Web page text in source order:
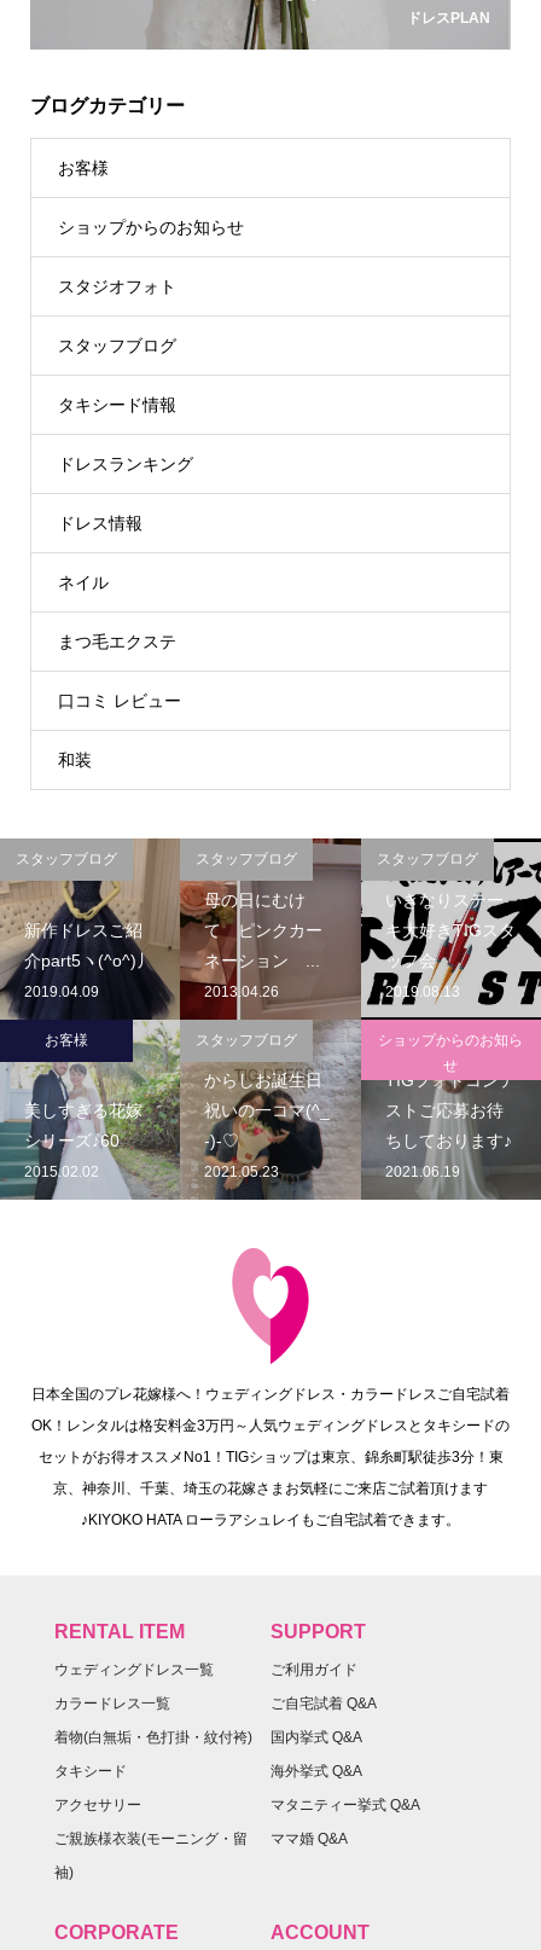
ドレスPLAN
ブログカテゴリー
お客様
ショップからのお知らせ
スタジオフォト
スタッフブログ
タキシード情報
ドレスランキング
ドレス情報
ネイル
まつ毛エクステ
口コミ レビュー
和装
新作ドレスご紹
介part5ヽ(^o^)丿
2019.04.09
スタッフブログ
母の日にむけ
て ピンクカー
ネーション ...
2013.04.26
スタッフブログ
いきなりステー
キ大好きTIGスタ
ッフ会
2019.08.13
スタッフブログ
美しすぎる花嫁
シリーズ♪60
2015.02.02
お客様
からしお誕生日
祝いの一コマ(^_
-)-♡
2021.05.23
スタッフブログ
TIGフォトコンテ
ストご応募お待
ちしております♪
2021.06.19
ショップからのお知ら
せ
日本全国のプレ花嫁様へ！ウェディングドレス・カラードレスご自宅試着
OK！レンタルは格安料金3万円～人気ウェディングドレスとタキシードの
セットがお得オススメNo1！TIGショップは東京、錦糸町駅徒歩3分！東
京、神奈川、千葉、埼玉の花嫁さまお気軽にご来店ご試着頂けます
♪KIYOKO HATA ローラアシュレイもご自宅試着できます。
RENTAL ITEM
ウェディングドレス一覧
カラードレス一覧
着物(白無垢・色打掛・紋付袴)
タキシード
アクセサリー
ご親族様衣装(モーニング・留
袖)
SUPPORT
ご利用ガイド
ご自宅試着 Q&A
国内挙式 Q&A
海外挙式 Q&A
マタニティー挙式 Q&A
ママ婚 Q&A
CORPORATE ACCOUNT